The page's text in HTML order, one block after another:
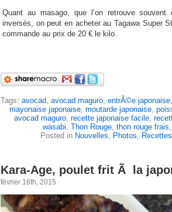
Quant au masago, que l’on retrouve
inversés, on peut en acheter au Tagawa Super
commande au prix de 20 € le kilo.
Tags: avocad avocad maguro entrÃ©e japonaise
mayonaise japonaise moutarde japonaise
avocad maguro recette japonaise facile
wasabi Thon Rouge, thon rouge frais
Posted in Nouvelles Photos Recettes
Kara-Age, poulet frit Ã la
février 16th, 2015